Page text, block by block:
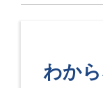
わか